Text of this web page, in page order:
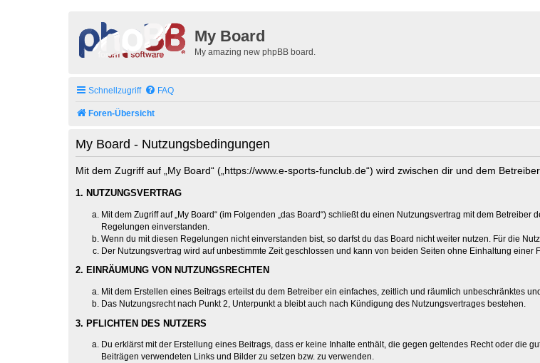
My Board
My amazing new phpBB board.
Schnellzugriff FAQ
Foren-Übersicht
My Board - Nutzungsbedingungen
Mit dem Zugriff auf „My Board“ („https://www.e-sports-funclub.de“) wird zwischen dir und dem
1. NUTZUNGSVERTRAG
Mit dem Zugriff auf „My Board“ (im Folgenden „das Board“) schließt du einen Nutzungsvertrag mit dem
Regelungen einverstanden.
Wenn du mit diesen Regelungen nicht einverstanden bist, so darfst du das Board nicht weiter nutzen. Für die
Der Nutzungsvertrag wird auf unbestimmte Zeit geschlossen und kann von beiden Seiten ohne Einhaltung einer
2. EINRÄUMUNG VON NUTZUNGSRECHTEN
Mit dem Erstellen eines Beitrags erteilst du dem Betreiber ein einfaches, zeitlich und räumlich unbeschränktes
Das Nutzungsrecht nach Punkt 2, Unterpunkt a bleibt auch nach Kündigung des Nutzungsvertrages bestehen.
3. PFLICHTEN DES NUTZERS
Du erklärst mit der Erstellung eines Beitrags, dass er keine Inhalte enthält, die gegen geltendes Recht oder die
Beiträgen verwendeten Links und Bilder zu setzen bzw. zu verwenden.